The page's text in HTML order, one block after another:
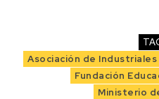
Asociación de
Fundación
Ministerio